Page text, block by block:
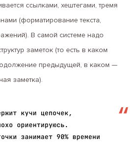
ссылками, хештегами, тремя
(форматирование текста,
В самой системе надо
заметок (то есть в каком
предыдущей, в каком —
заметка).
кучи цепочек,
ориентируюсь.
занимает 90% времени